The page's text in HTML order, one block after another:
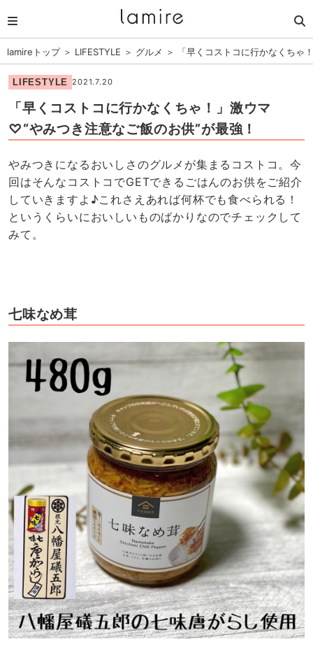
lamireトップ＞ LIFESTYLE ＞ グルメ ＞ 「早くコストコに行かなくちゃ
LIFESTYLE 2021.7.20
「早くコストコに行かなくちゃ！」激ウマ
♡“やみつき注意なご飯のお供”が最強！
やみつきになるおいしさのグルメが集まるコストコ。今
回はそんなコストコでGETできるごはんのお供をご紹介
していきますよ♪これさえあれば何杯でも食べられる！
というくらいにおいしいものばかりなのでチェックして
みて。
七味なめ茸